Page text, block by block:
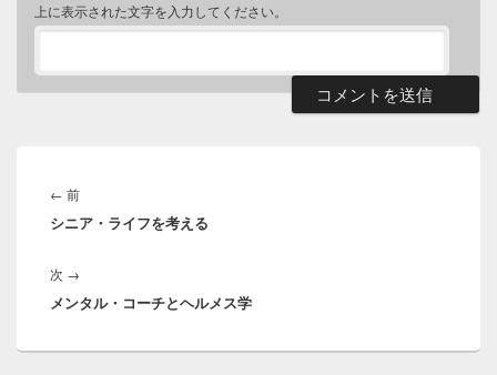
上に表示された文字を入力してください。
稿
ナ
ゲ
ー
シ
← 前前
の
シニア・ライフを考える
次 →
の
稿:
メンタル・コーチとヘルメス学